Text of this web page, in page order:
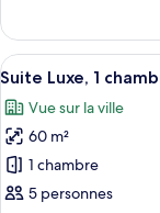
grand
lit,
non-
fumeurs,
vue
ville
le
type
de
Studio
Luxe,
grand
lit,
Afficher
toutes
les
photos
pour
ce
18
Suite Luxe, 1
Vue sur la ville
60 m²
1 chambre
5 personnes